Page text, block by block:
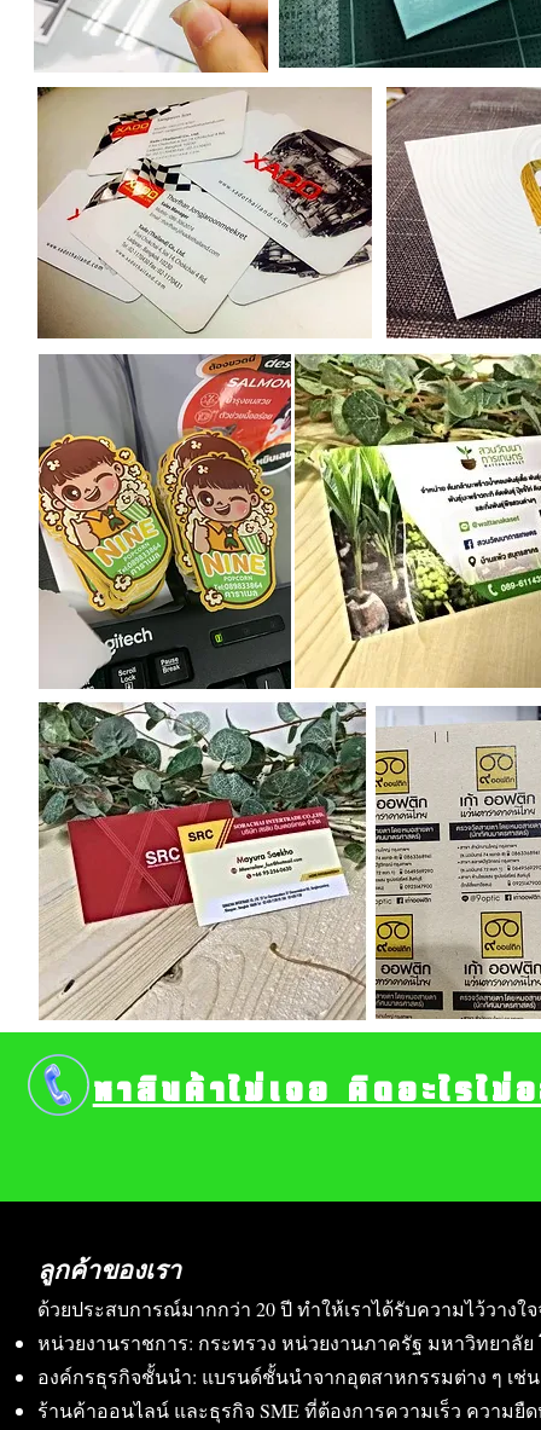
ลูกค้าของเรา
ด้วยประสบการณ์มากกว่า 20 ปี ทำให้เราได้รับความไว้วา
หน่วยงานราชการ: กระทรวง หน่วยงานภาครัฐ มหาวิทยาลัย
องค์กรธุรกิจชั้นนำ: แบรนด์ชั้นนำจากอุตสาหกรรมต่าง ๆ เช่
ร้านค้าออนไลน์ และธุรกิจ SME ที่ต้องการความเร็ว ความยื
หาสินค้าไม่เจอ คิดอะไรไ